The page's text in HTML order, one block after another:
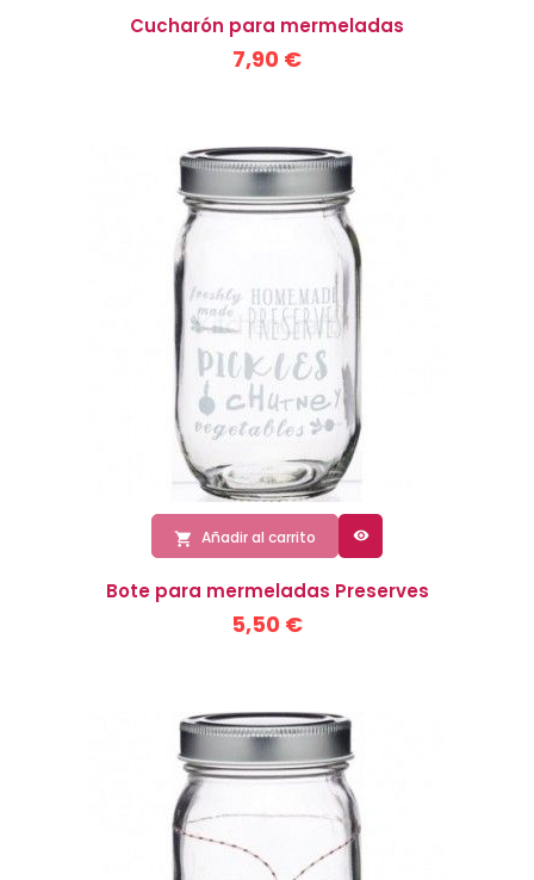
Cucharón para mermeladas
7,90 €
 Añadir al carrito 
Bote para mermeladas Preserves
5,50 €